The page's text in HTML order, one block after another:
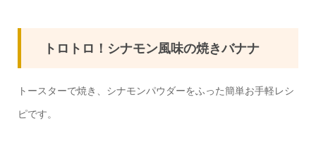
トロトロ！シナモン風味の焼きバナナ
トースターで焼き、シナモンパウダーをふった簡単お手軽レシ
ピです。